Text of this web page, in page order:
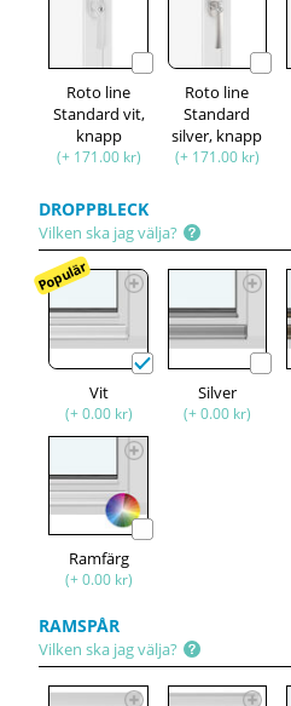
Roto line
Standard vit,
knapp
(+ 171.00 kr)
Roto line
Standard
silver, knapp
(+ 171.00 kr)
DROPPBLECK
Vilken ska jag välja?
Populär
Vit
(+ 0.00 kr)
Silver
(+ 0.00 kr)
Ramfärg
(+ 0.00 kr)
RAMSPÅR
Vilken ska jag välja?